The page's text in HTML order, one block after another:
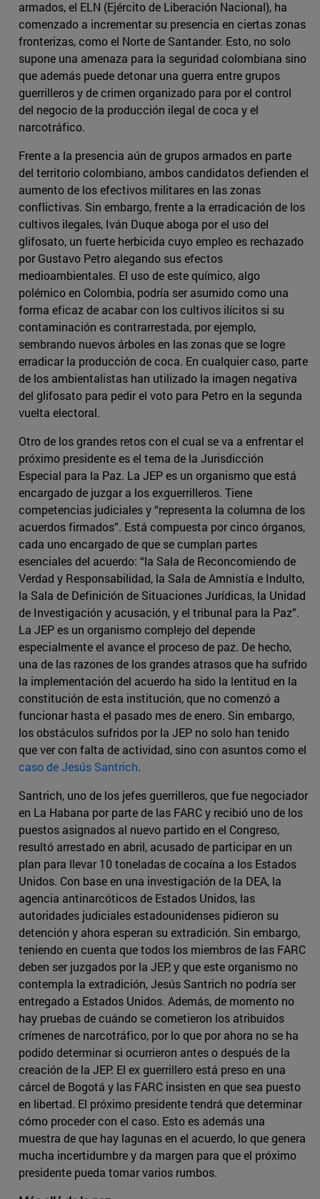
armados, el ELN (Ejército de Liberación Nacional), ha
comenzado a incrementar su presencia en ciertas zonas
fronterizas, como el Norte de Santander. Esto, no solo
supone una amenaza para la seguridad colombiana sino
que además puede detonar una guerra entre grupos
guerrilleros y de crimen organizado para por el control
del negocio de la producción ilegal de coca y el
narcotráfico.
Frente a la presencia aún de grupos armados en parte
del territorio colombiano, ambos candidatos defienden el
aumento de los efectivos militares en las zonas
conflictivas. Sin embargo, frente a la erradicación de los
cultivos ilegales, Iván Duque aboga por el uso del
glifosato, un fuerte herbicida cuyo empleo es rechazado
por Gustavo Petro alegando sus efectos
medioambientales. El uso de este químico, algo
polémico en Colombia, podría ser asumido como una
forma eficaz de acabar con los cultivos ilícitos si su
contaminación es contrarrestada, por ejemplo,
sembrando nuevos árboles en las zonas que se logre
erradicar la producción de coca. En cualquier caso, parte
de los ambientalistas han utilizado la imagen negativa
del glifosato para pedir el voto para Petro en la segunda
vuelta electoral.
Otro de los grandes retos con el cual se va a enfrentar el
próximo presidente es el tema de la Jurisdicción
Especial para la Paz. La JEP es un organismo que está
encargado de juzgar a los exguerrilleros. Tiene
competencias judiciales y “representa la columna de los
acuerdos firmados”. Está compuesta por cinco órganos,
cada uno encargado de que se cumplan partes
esenciales del acuerdo: “la Sala de Reconcomiendo de
Verdad y Responsabilidad, la Sala de Amnistía e Indulto,
la Sala de Definición de Situaciones Jurídicas, la Unidad
de Investigación y acusación, y el tribunal para la Paz”.
La JEP es un organismo complejo del depende
especialmente el avance el proceso de paz. De hecho,
una de las razones de los grandes atrasos que ha sufrido
la implementación del acuerdo ha sido la lentitud en la
constitución de esta institución, que no comenzó a
funcionar hasta el pasado mes de enero. Sin embargo,
los obstáculos sufridos por la JEP no solo han tenido
que ver con falta de actividad, sino con asuntos como el
caso de Jesús Santrich.
Santrich, uno de los jefes guerrilleros, que fue negociador
en La Habana por parte de las FARC y recibió uno de los
puestos asignados al nuevo partido en el Congreso,
resultó arrestado en abril, acusado de participar en un
plan para llevar 10 toneladas de cocaína a los Estados
Unidos. Con base en una investigación de la DEA, la
agencia antinarcóticos de Estados Unidos, las
autoridades judiciales estadounidenses pidieron su
detención y ahora esperan su extradición. Sin embargo,
teniendo en cuenta que todos los miembros de las FARC
deben ser juzgados por la JEP, y que este organismo no
contempla la extradición, Jesús Santrich no podría ser
entregado a Estados Unidos. Además, de momento no
hay pruebas de cuándo se cometieron los atribuidos
crímenes de narcotráfico, por lo que por ahora no se ha
podido determinar si ocurrieron antes o después de la
creación de la JEP. El ex guerrillero está preso en una
cárcel de Bogotá y las FARC insisten en que sea puesto
en libertad. El próximo presidente tendrá que determinar
cómo proceder con el caso. Esto es además una
muestra de que hay lagunas en el acuerdo, lo que genera
mucha incertidumbre y da margen para que el próximo
presidente pueda tomar varios rumbos.